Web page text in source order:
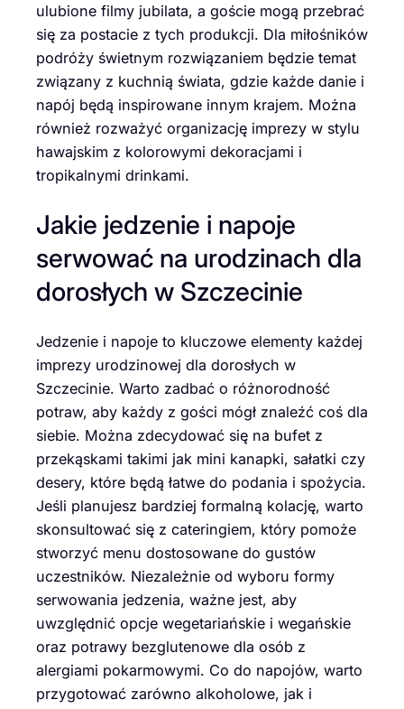
ulubione filmy jubilata, a goście mogą przebrać
się za postacie z tych produkcji. Dla miłośników
podróży świetnym rozwiązaniem będzie temat
związany z kuchnią świata, gdzie każde danie i
napój będą inspirowane innym krajem. Można
również rozważyć organizację imprezy w stylu
hawajskim z kolorowymi dekoracjami i
tropikalnymi drinkami.
Jakie jedzenie i napoje
serwować na urodzinach dla
dorosłych w Szczecinie
Jedzenie i napoje to kluczowe elementy każdej
imprezy urodzinowej dla dorosłych w
Szczecinie. Warto zadbać o różnorodność
potraw, aby każdy z gości mógł znaleźć coś dla
siebie. Można zdecydować się na bufet z
przekąskami takimi jak mini kanapki, sałatki czy
desery, które będą łatwe do podania i spożycia.
Jeśli planujesz bardziej formalną kolację, warto
skonsultować się z cateringiem, który pomoże
stworzyć menu dostosowane do gustów
uczestników. Niezależnie od wyboru formy
serwowania jedzenia, ważne jest, aby
uwzględnić opcje wegetariańskie i wegańskie
oraz potrawy bezglutenowe dla osób z
alergiami pokarmowymi. Co do napojów, warto
przygotować zarówno alkoholowe, jak i